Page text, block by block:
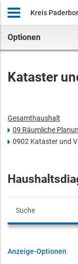
Kreis
Optionen
Kataster
Gesamthaushalt
09 Räumliche
0902 Kataster und
Anzeige-Optionen